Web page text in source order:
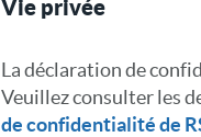
Vie privée
La déclaration de
Veuillez consulter les
de confidentialité de